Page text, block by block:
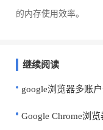
的内存使用效率。
继续阅读
google浏览器多账
Google Chrome浏